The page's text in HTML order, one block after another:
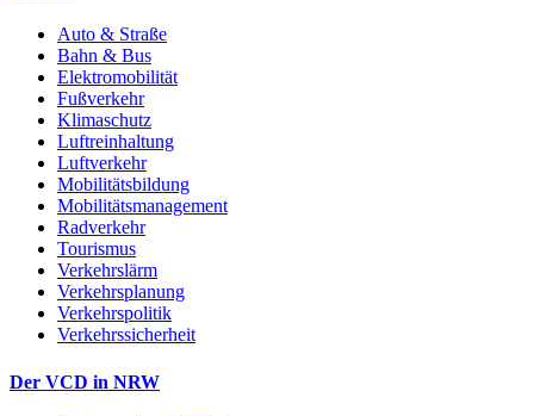
Auto & Straße
Bahn & Bus
Elektromobilität
Fußverkehr
Klimaschutz
Luftreinhaltung
Luftverkehr
Mobilitätsbildung
Mobilitätsmanagement
Radverkehr
Tourismus
Verkehrslärm
Verkehrsplanung
Verkehrspolitik
Verkehrssicherheit
Der VCD in NRW